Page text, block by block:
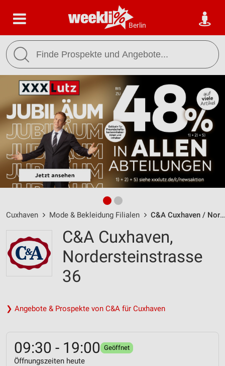
Berlin
Cuxhaven Mode & Bekleidung Filialen C&A Cuxhaven / Nordersteinstrasse 36 - Öffnungszeiten & Adresse
C&A Cuxhaven,
Nordersteinstrasse
36
❯ Angebote & Prospekte von C&A für Cuxhaven
09:30 - 19:00 Geöffnet
Öffnungszeiten heute